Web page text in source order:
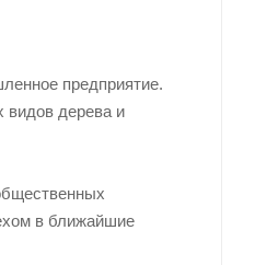
предприятие.
видов дерева и
в ближайшие